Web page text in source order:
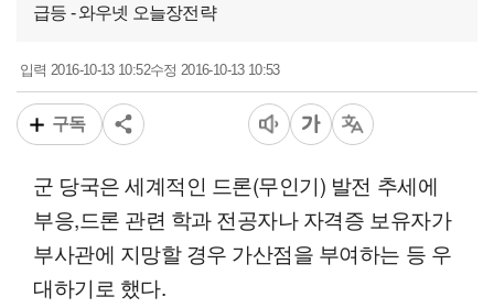
급등 - 와우넷 오늘장전략
입력2016-10-13 10:52수정 2016-10-13 10:53
구독
군 당국은 세계적인 드론(무인기) 발전 추세에
부응,드론 관련 학과 전공자나 자격증 보유자가
부사관에 지망할 경우 가산점을 부여하는 등 우
대하기로 했다.